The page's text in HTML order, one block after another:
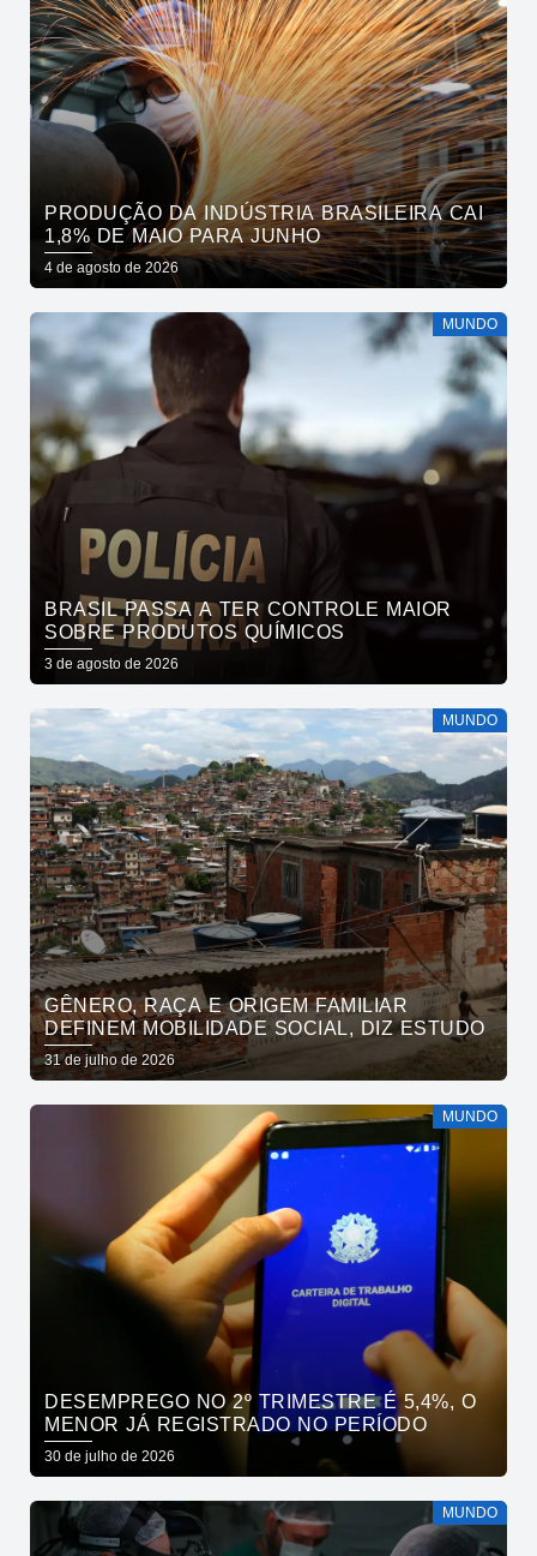
PRODUÇÃO DA INDÚSTRIA BRASILEIRA CAI
1,8% DE MAIO PARA JUNHO
4 de agosto de 2026
MUNDO
BRASIL PASSA A TER CONTROLE MAIOR
SOBRE PRODUTOS QUÍMICOS
3 de agosto de 2026
MUNDO
GÊNERO, RAÇA E ORIGEM FAMILIAR
DEFINEM MOBILIDADE SOCIAL, DIZ ESTUDO
31 de julho de 2026
MUNDO
DESEMPREGO NO 2º TRIMESTRE É 5,4%, O
MENOR JÁ REGISTRADO NO PERÍODO
30 de julho de 2026
MUNDO